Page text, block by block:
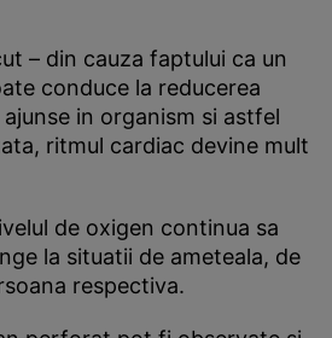
– din cauza faptului ca un
conduce la reducerea
in organism si astfel
ritmul cardiac devine mult
de oxigen continua sa
la situatii de ameteala, de
respectiva.